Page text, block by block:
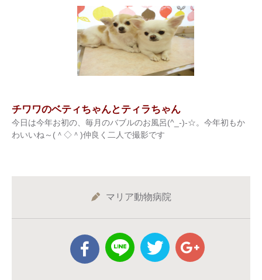
チワワのベティちゃんとティラちゃん
今日は今年お初の、毎月のバブルのお風呂(^_-)-☆。今年初もか
わいいね～(＾◇＾)仲良く二人で撮影です
マリア動物病院